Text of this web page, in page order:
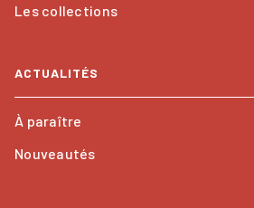
Les collections
ACTUALITÉS
À paraître
Nouveautés